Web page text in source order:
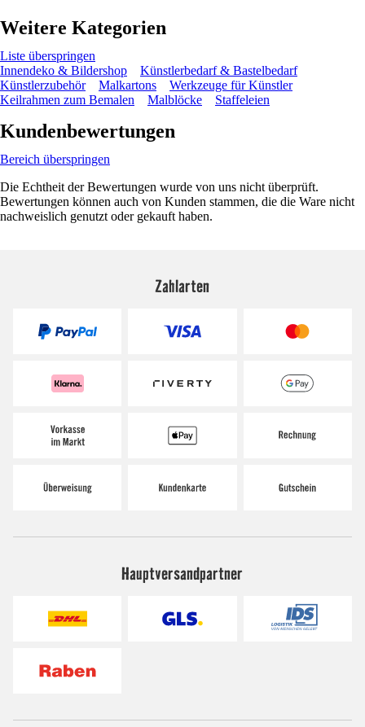
Weitere Kategorien
Liste überspringen
Innendeko & Bildershop
Künstlerbedarf & Bastelbedarf
Künstlerzubehör
Malkartons
Werkzeuge für Künstler
Keilrahmen zum Bemalen
Malblöcke Staffeleien
Kundenbewertungen
Bereich überspringen
Die Echtheit der Bewertungen wurde von uns nicht überprüft.
Bewertungen können auch von Kunden stammen, die die Ware nicht
nachweislich genutzt oder gekauft haben.
Zahlarten
Hauptversandpartner